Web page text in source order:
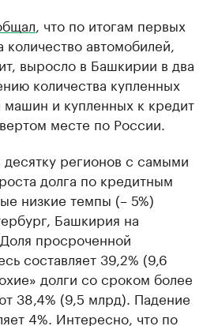
, что по итогам первых
автомобилей,
выросло в Башкирии в два
количества купленных
и купленных к кредит
месте по России.
регионов с самыми
долга по кредитным
низкие темпы (– 5%)
Башкирия на
просроченной
составляет 39,2% (9,6
долги со сроком более
38,4% (9,5 млрд). Падение
4%. Интересно, что по